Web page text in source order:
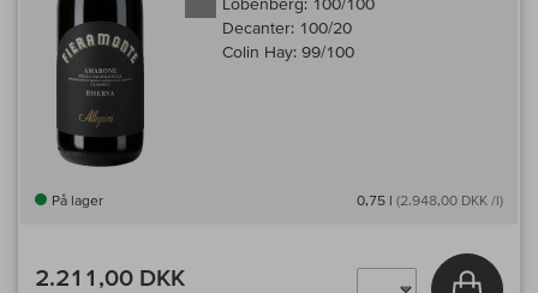
Decanter: 100/20
Colin Hay: 99/100
På lager 0,75 l (2.948,00 DKK /l)
2.211,00 DKK Læg i